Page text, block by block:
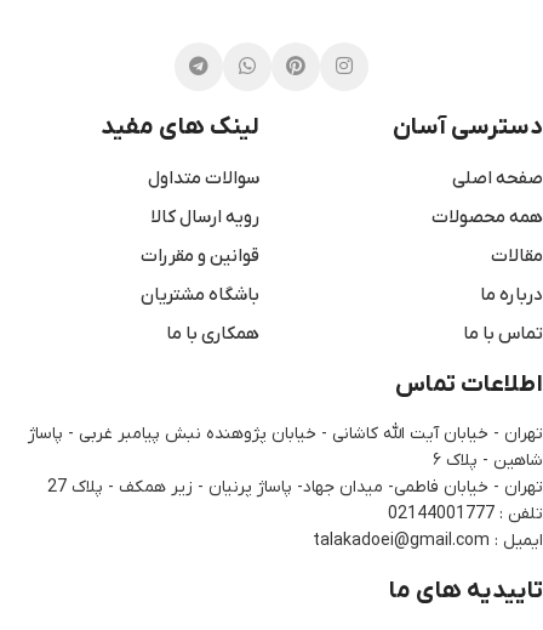
دسترسی آسان
صفحه اصلی
همه محصولات
مقالات
درباره ما
تماس با ما
لینک های مفید
سوالات متداول
رویه ارسال کالا
قوانین و مقررات
باشگاه مشتریان
همکاری با ما
اطلاعات تماس
تهران - خیابان آیت الله کاشانی - خیابان پژوهنده نبش پیامبر غربی - پاساژ
شاهین - پلاک ۶
تهران - خیابان فاطمی- میدان جهاد- پاساژ پرنیان - زیر همکف - پلاک 27
تلفن : 02144001777
ایمیل : talakadoei@gmail.com
تاییدیه های ما